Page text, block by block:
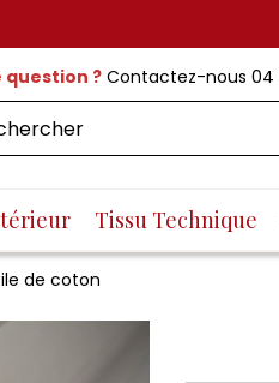
question ?Contactez-nous 04
Tissu Technique
de coton